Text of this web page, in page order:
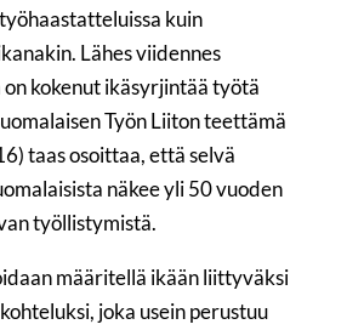
kuin
Lähes viidennes
on kokenut ikäsyrjintää työtä
Työn Liiton teettämä
taas osoittaa, että selvä
näkee yli 50 vuoden
työllistymistä.
määritellä ikään liittyväksi
joka usein perustuu